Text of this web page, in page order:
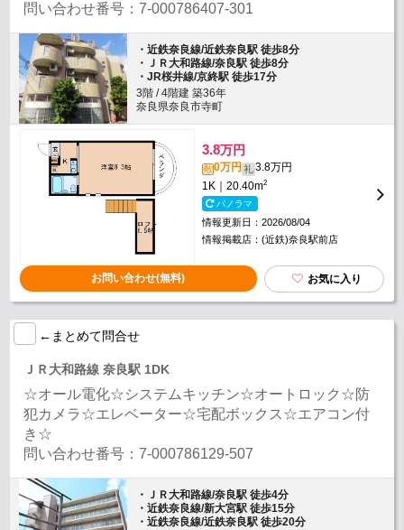
問い合わせ番号：7-000786407-301
・近鉄奈良線/近鉄奈良駅 徒歩8分
・ＪＲ大和路線/奈良駅 徒歩8分
・JR桜井線/京終駅 徒歩17分
3階 / 4階建 築36年
奈良県奈良市寺町
3.8万円
敷0万円 礼3.8万円
1K｜20.40m2
パノラマ
情報更新日：2026/08/04
情報掲載店：(近鉄)奈良駅前店
お問い合わせ(無料) お気に入り
←まとめて問合せ
ＪＲ大和路線 奈良駅 1DK
☆オール電化☆システムキッチン☆オートロック☆防
犯カメラ☆エレベーター☆宅配ボックス☆エアコン付
き☆
問い合わせ番号：7-000786129-507
・ＪＲ大和路線/奈良駅 徒歩4分
・近鉄奈良線/新大宮駅 徒歩15分
・近鉄奈良線/近鉄奈良駅 徒歩20分